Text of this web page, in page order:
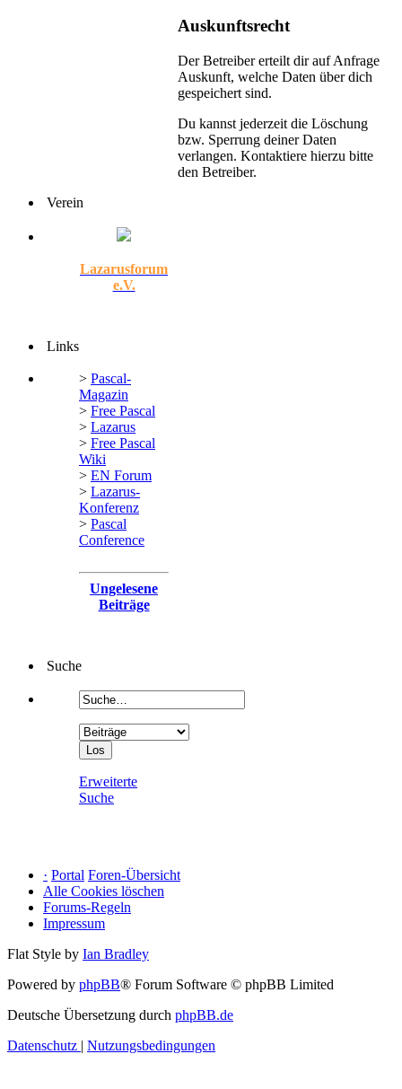
Auskunftsrecht
Der Betreiber erteilt dir auf Anfrage
Auskunft, welche Daten über dich
gespeichert sind.
Du kannst jederzeit die Löschung
bzw. Sperrung deiner Daten
verlangen. Kontaktiere hierzu bitte
den Betreiber.
Verein
Lazarusforum
e.V.
Links
> Pascal-
Magazin
> Free Pascal
> Lazarus
> Free Pascal
Wiki
> EN Forum
> Lazarus-
Konferenz
> Pascal
Conference
Ungelesene
Beiträge
Suche
Erweiterte
Suche
· Portal Foren-Übersicht
Alle Cookies löschen
Forums-Regeln
Impressum
Flat Style by Ian Bradley
Powered by phpBB® Forum Software © phpBB Limited
Deutsche Übersetzung durch phpBB.de
Datenschutz | Nutzungsbedingungen